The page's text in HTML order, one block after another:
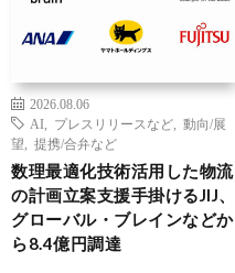
2026.08.06
AI
プレスリリースなど
動向/展
望
提携/合弁など
数理最適化技術活用した物流
の計画立案支援手掛けるJIJ、
グローバル・ブレインなどか
ら8.4億円調達